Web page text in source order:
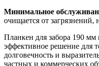
Минимальное
очищается от загрязнений,
Планкен для забора 190
эффективное решение для
долговечность и
частных и коммерческих